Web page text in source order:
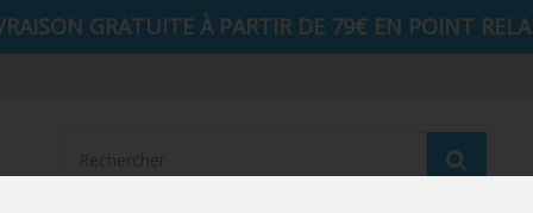
GRATUITE À PARTIR DE 79€ EN POINT